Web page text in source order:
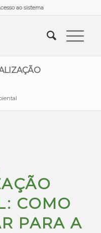
ao sistema
COMO
PARA A